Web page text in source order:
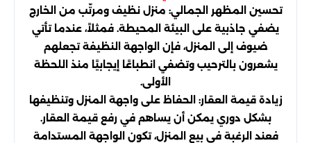
تحسين المظهر الجمالي: منزل نظيف ومرتّب من الخارج
يضفي جاذبية على البيئة المحيطة. فمثلاً، عندما تأتي
ضيوف إلى المنزل، فإن الواجهة النظيفة تجعلهم
يشعرون بالترحيب وتضفي انطباعًا إيجابيًا منذ اللحظة
الأولى.
زيادة قيمة العقار: الحفاظ على واجهة المنزل وتنظيفها
بشكل دوري يمكن أن يساهم في رفع قيمة العقار.
فعند الرغبة في بيع المنزل، تكون الواجهة المستدامة